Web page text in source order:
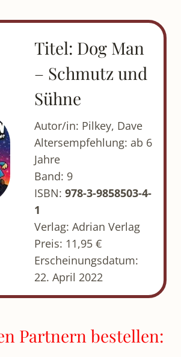
Titel: Dog Man
– Schmutz und
Sühne
Autor/in: Pilkey, Dave
Altersempfehlung: ab 6
Jahre
Band: 9
ISBN: 978-3-9858503-4-
1
Verlag: Adrian Verlag
Preis: 11,95 €
Erscheinungsdatum:
22. April 2022
Partnern bestellen: